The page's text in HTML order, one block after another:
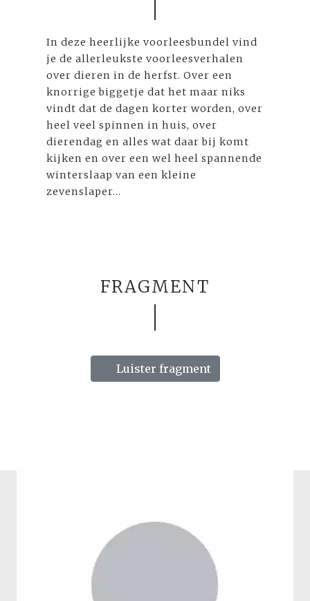
In deze heerlijke voorleesbundel vind
je de allerleukste voorleesverhalen
over dieren in de herfst. Over een
knorrige biggetje dat het maar niks
vindt dat de dagen korter worden, over
heel veel spinnen in huis, over
dierendag en alles wat daar bij komt
kijken en over een wel heel spannende
winterslaap van een kleine
zevenslaper...
FRAGMENT
Luister fragment